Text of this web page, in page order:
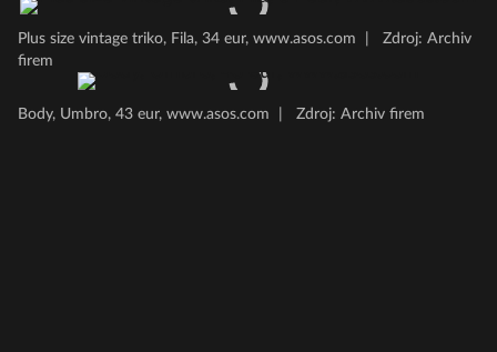
Plus size vintage triko, Fila, 34 eur, www.asos.com
Zdroj: Archiv
firem
Body, Umbro, 43 eur, www.asos.com Zdroj: Archiv firem